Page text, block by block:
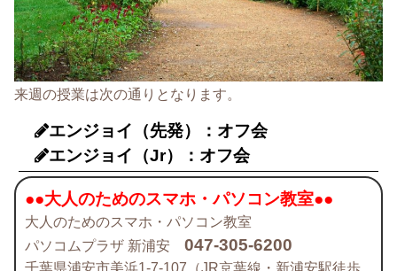
来週の授業は次の通りとなります。
エンジョイ（先発）：オフ会
エンジョイ（Jr）：オフ会
●●大人のためのスマホ・パソコン教室●●
大人のためのスマホ・パソコン教室
パソコムプラザ 新浦安 047-305-6200
千葉県浦安市美浜1-7-107（JR京葉線・新浦安駅徒歩